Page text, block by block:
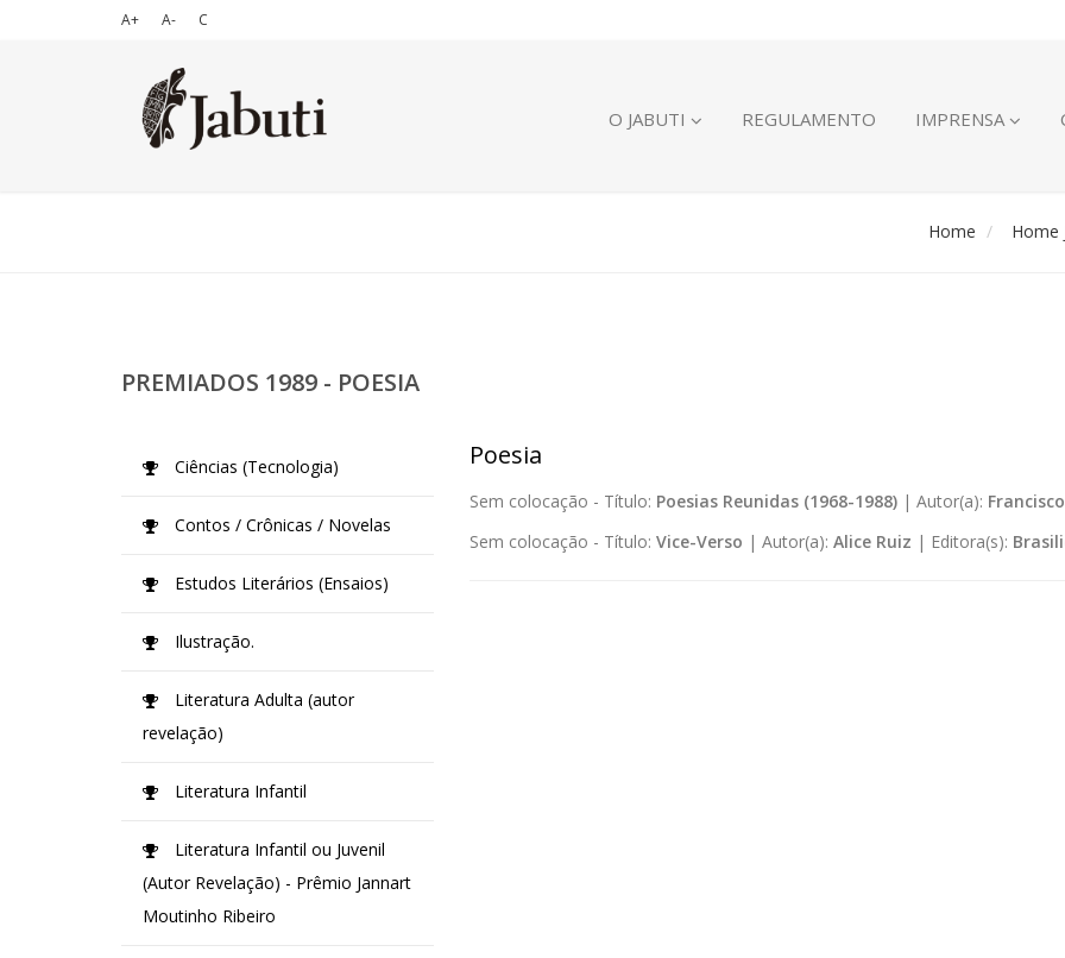
A+ A- C
O JABUTI REGULAMENTO IMPRENSA
Home Home
PREMIADOS 1989 - POESIA
Poesia
Sem colocação - Título: Poesias Reunidas (1968-1988)| Autor(a):
Sem colocação - Título: Vice-Verso | Autor(a): Alice Ruiz | Editora(s):
Ciências (Tecnologia)
Contos / Crônicas / Novelas
Estudos Literários (Ensaios)
Ilustração.
Literatura Adulta (autor
revelação)
Literatura Infantil
Literatura Infantil ou Juvenil
(Autor Revelação) - Prêmio Jannart
Moutinho Ribeiro